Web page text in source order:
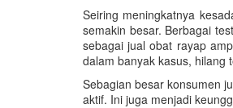
Seiring meningkatnya
semakin besar. Berbagai
sebagai jual obat rayap
dalam banyak kasus, hilang
Sebagian besar konsumen
aktif. Ini juga menjadi